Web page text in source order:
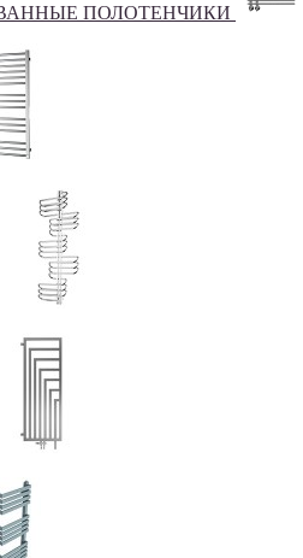
ПОЛОТЕНЧИКИ